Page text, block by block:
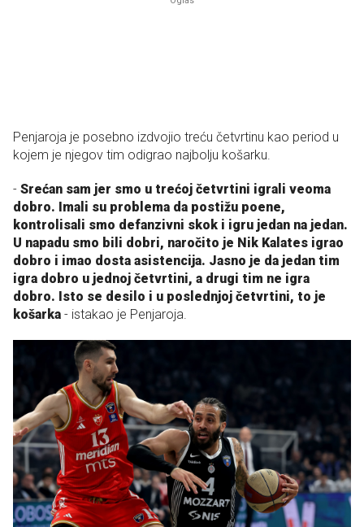
Penjaroja je posebno izdvojio treću četvrtinu kao period u
kojem je njegov tim odigrao najbolju košarku.
- Srećan sam jer smo u trećoj četvrtini igrali veoma
dobro. Imali su problema da postižu poene,
kontrolisali smo defanzivni skok i igru jedan na jedan.
U napadu smo bili dobri, naročito je Nik Kalates igrao
dobro i imao dosta asistencija. Jasno je da jedan tim
igra dobro u jednoj četvrtini, a drugi tim ne igra
dobro. Isto se desilo i u poslednjoj četvrtini, to je
košarka - istakao je Penjaroja.